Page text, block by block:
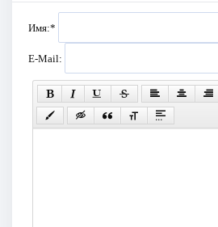
Имя:*
E-Mail: